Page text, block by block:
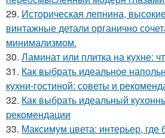
29. Историческая лепнина,
винтажные детали органично
минимализмом.
30. Ламинат или плитка на кухне:
31. Как выбрать идеальное
кухни-гостиной: советы и
32. Как выбрать идеальный
рекомендации
33. Максимум цвета: интерьер, где